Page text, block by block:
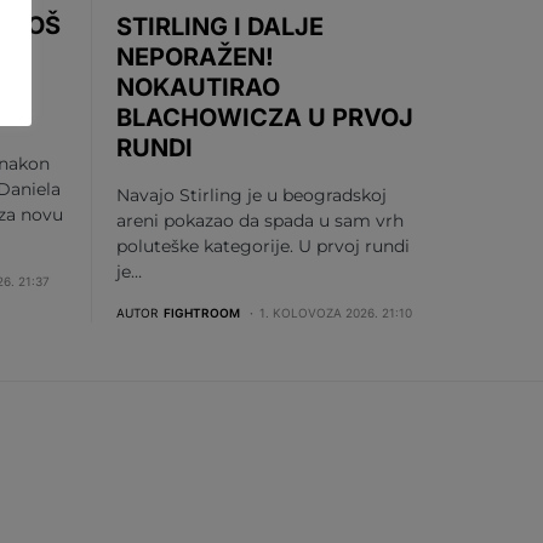
novu
21:37
STIRLING I DALJE
NEPORAŽEN!
NOKAUTIRAO
BLACHOWICZA U PRVOJ
RUNDI
Navajo Stirling je u beogradskoj
areni pokazao da spada u sam vrh
poluteške kategorije. U prvoj rundi
je…
AUTOR FIGHTROOM 1. KOLOVOZA 2026. 21:10